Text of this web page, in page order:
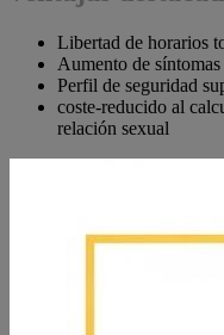
Libertad de horarios
Aumento de
Perfil de seguridad
coste-reducido al
relación sexual